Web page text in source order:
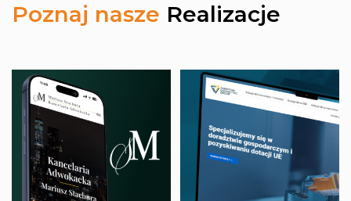
Poznaj nasze Realizacje